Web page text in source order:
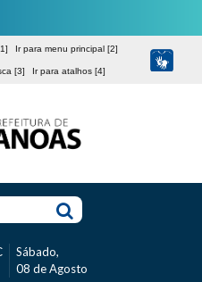
Ir para menu principal [2]
[3] Ir para atalhos [4]
Sábado,
08 de Agosto